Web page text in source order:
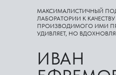
МАКСИМАЛИСТИЧНЫЙ
ЛАБОРАТОРИИ К КАЧЕСТВУ
ПРОИЗВОДИМОГО ИМИ
УДИВЛЯЕТ, НО
ИВАН